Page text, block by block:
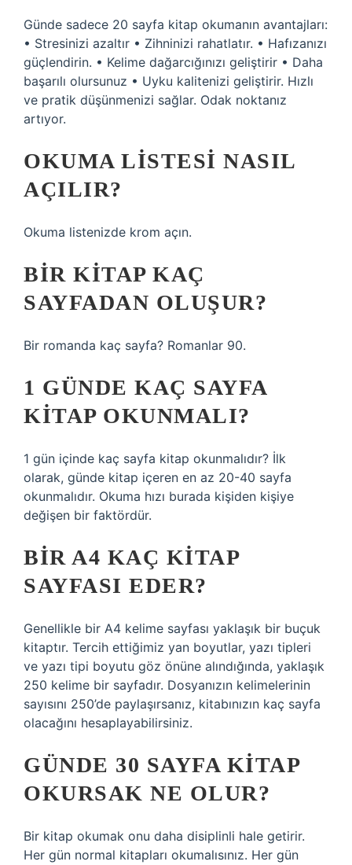
Günde sadece 20 sayfa kitap okumanın avantajları:
• Stresinizi azaltır • Zihninizi rahatlatır. • Hafızanızı
güçlendirin. • Kelime dağarcığınızı geliştirir • Daha
başarılı olursunuz • Uyku kalitenizi geliştirir. Hızlı
ve pratik düşünmenizi sağlar. Odak noktanız
artıyor.
OKUMA LISTESI NASIL
AÇILIR?
Okuma listenizde krom açın.
BIR KITAP KAÇ
SAYFADAN OLUŞUR?
Bir romanda kaç sayfa? Romanlar 90.
1 GÜNDE KAÇ SAYFA
KITAP OKUNMALI?
1 gün içinde kaç sayfa kitap okunmalıdır? İlk
olarak, günde kitap içeren en az 20-40 sayfa
okunmalıdır. Okuma hızı burada kişiden kişiye
değişen bir faktördür.
BIR A4 KAÇ KITAP
SAYFASI EDER?
Genellikle bir A4 kelime sayfası yaklaşık bir buçuk
kitaptır. Tercih ettiğimiz yan boyutlar, yazı tipleri
ve yazı tipi boyutu göz önüne alındığında, yaklaşık
250 kelime bir sayfadır. Dosyanızın kelimelerinin
sayısını 250’de paylaşırsanız, kitabınızın kaç sayfa
olacağını hesaplayabilirsiniz.
GÜNDE 30 SAYFA KITAP
OKURSAK NE OLUR?
Bir kitap okumak onu daha disiplinli hale getirir.
Her gün normal kitapları okumalısınız. Her gün